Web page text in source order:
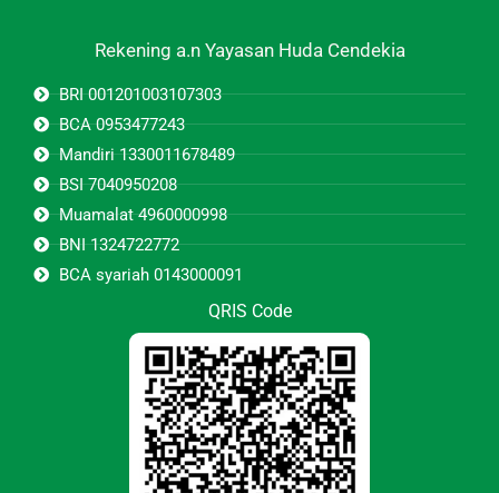
Rekening a.n Yayasan Huda Cendekia
BRI 001201003107303
BCA 0953477243
Mandiri 1330011678489
BSI 7040950208
Muamalat 4960000998
BNI 1324722772
BCA syariah 0143000091
QRIS Code